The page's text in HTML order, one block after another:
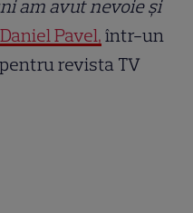
am avut nevoie și
Pavel, într-un
revista TV